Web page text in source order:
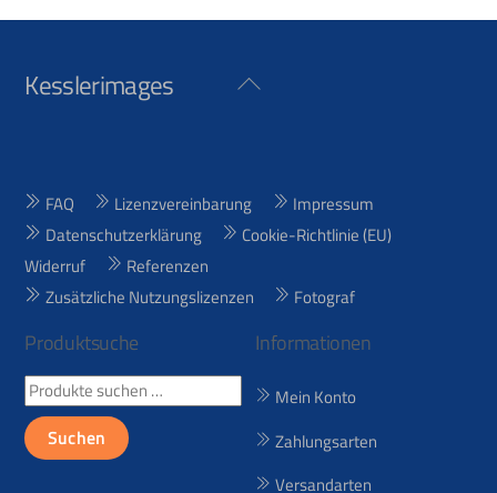
Back
Kesslerimages
FAQ Lizenzvereinbarung
Impressum
Datenschutzerklärung
Cookie-Richtlinie (EU)
Widerruf
Referenzen
Zusätzliche Nutzungslizenzen
Fotograf
Produktsuche
Suchen
nach:
Suchen
Informationen
Mein Konto
Zahlungsarten
Versandarten